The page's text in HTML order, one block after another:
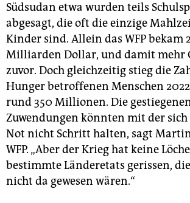
Südsudan etwa wurden teils
abgesagt, die oft die einzige
Kinder sind. Allein das WFP bekam
Milliarden Dollar, und damit mehr
zuvor. Doch gleichzeitig stieg die
Hunger betroffenen Menschen
rund 350 Millionen. Die
Zuwendungen könnten mit der
Not nicht Schritt halten, sagt
WFP. „Aber der Krieg hat keine
bestimmte Länderetats gerissen,
nicht da gewesen wären.“